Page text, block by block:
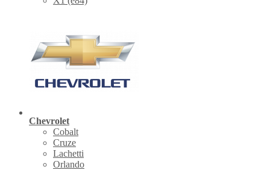
Chevrolet
Cobalt
Cruze
Lachetti
Orlando